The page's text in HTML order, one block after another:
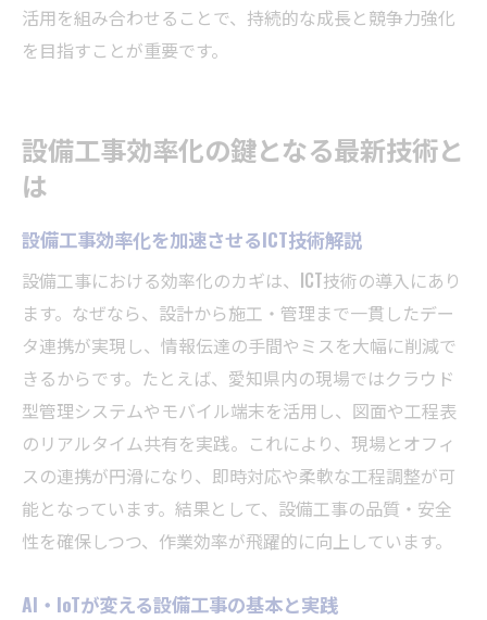
活用を組み合わせることで、持続的な成長と競争力強化
を目指すことが重要です。
設備工事効率化の鍵となる最新技術と
は
設備工事効率化を加速させるICT技術解説
設備工事における効率化のカギは、ICT技術の導入にあり
ます。なぜなら、設計から施工・管理まで一貫したデー
タ連携が実現し、情報伝達の手間やミスを大幅に削減で
きるからです。たとえば、愛知県内の現場ではクラウド
型管理システムやモバイル端末を活用し、図面や工程表
のリアルタイム共有を実践。これにより、現場とオフィ
スの連携が円滑になり、即時対応や柔軟な工程調整が可
能となっています。結果として、設備工事の品質・安全
性を確保しつつ、作業効率が飛躍的に向上しています。
AI・IoTが変える設備工事の基本と実践